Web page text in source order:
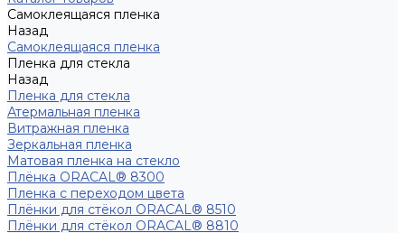
Самоклеящаяся пленка
Назад
Самоклеящаяся пленка
Пленка для стекла
Назад
Пленка для стекла
Атермальная пленка
Витражная пленка
Зеркальная пленка
Матовая пленка на стекло
Плёнка ORACAL® 8300
Пленка с переходом цвета
Плёнки для стёкол ORACAL® 8510
Плёнки для стёкол ORACAL® 8810